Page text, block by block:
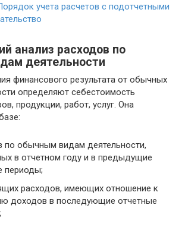
учета расчетов с подотчетными
анализ расходов по
деятельности
финансового результата от обычных
определяют себестоимость
продукции, работ, услуг. Она
по обычным видам деятельности,
в отчетном году и в предыдущие
периоды;
расходов, имеющих отношение к
доходов в последующие отчетные